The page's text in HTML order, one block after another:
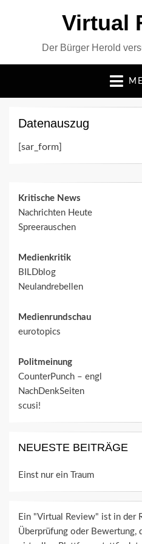
Virtual
Der Bürger Herold
Datenauszug
[sar_form]
Kritische News
Nachrichten Heute
Spreerauschen
Medienkritik
BILDblog
Neulandrebellen
Medienrundschau
eurotopics
Politmeinung
CounterPunch – engl
NachDenkSeiten
scusi!
NEUESTE BEITRÄGE
Einst nur ein Traum
Ein "Virtual Review" ist in der
Überprüfung oder Bewertung,